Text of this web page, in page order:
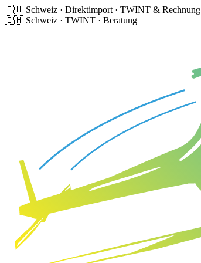
🇨🇭 Schweiz · Direktimport · TWINT & Rechnung
🇨🇭 Schweiz · TWINT · Beratung